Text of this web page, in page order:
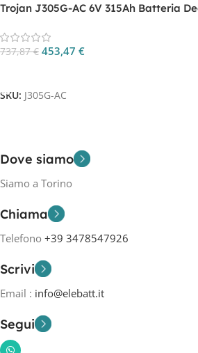
Trojan J305G-AC 6V 315Ah Batteria
737,87€ 453,47 €
SKU: J305G-AC
Dove siamo
Siamo a Torino
Chiama
Telefono +39 3478547926
Scrivi
Email : info@elebatt.it
Segui